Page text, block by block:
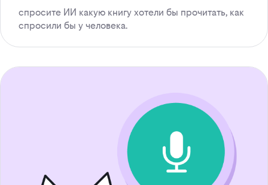
спросите ИИ какую книгу хотели бы прочитать, как
спросили бы у человека.